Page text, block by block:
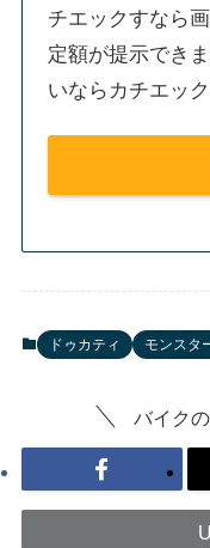
チエックすなら
定額が提示でき
いならカチエッ
ドゥカティ モンスタ
バイク